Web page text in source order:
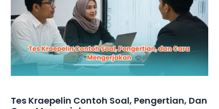
Tes Kraepelin Contoh Soal, Pengertian, Dan